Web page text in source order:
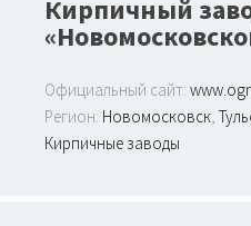
Кирпичный
Официальный сайт:
Регион: Новомосковск,
Кирпичные заводы